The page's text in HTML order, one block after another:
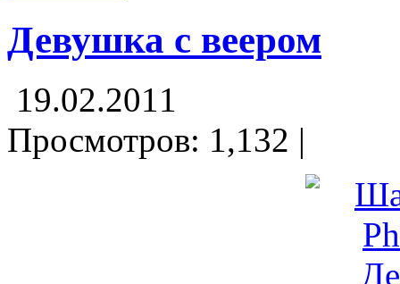
Девушка с веером
19.02.2011
Просмотров: 1,132 |